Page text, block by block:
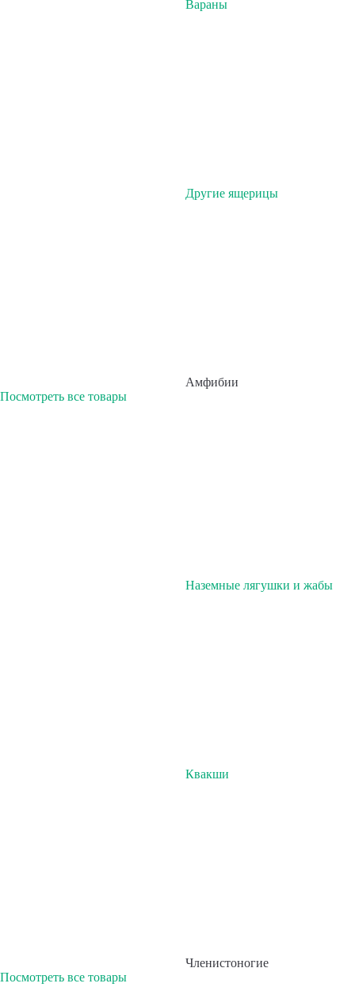
Вараны
Другие ящерицы
Амфибии
Посмотреть все товары
Наземные лягушки и жабы
Квакши
Членистоногие
Посмотреть все товары